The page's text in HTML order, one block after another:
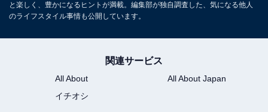
と楽しく、豊かになるヒントが満載。編集部が独自調査した、気になる他人
のライフスタイル事情も公開しています。
関連サービス
All About
All About Japan
イチオシ